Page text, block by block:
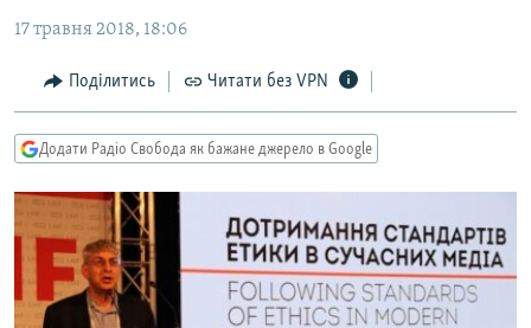
основної
навігації
Перейти
до
пошуку
ЕКОНОМІКА
СУСПІЛЬСТВО
СВІТ
РОСІЙСЬКА «ФІЛЬТРАЦІЯ»
ДОНБАС.РЕАЛІЇ
ТИ ЯК?
КИТАЙ.ВИКЛИКИ
МУЛЬТИМЕДІА
17 травня 2018, 18:06
Поділитись Читати без VPN
Додати Радіо Свобода як бажане джерело в Google